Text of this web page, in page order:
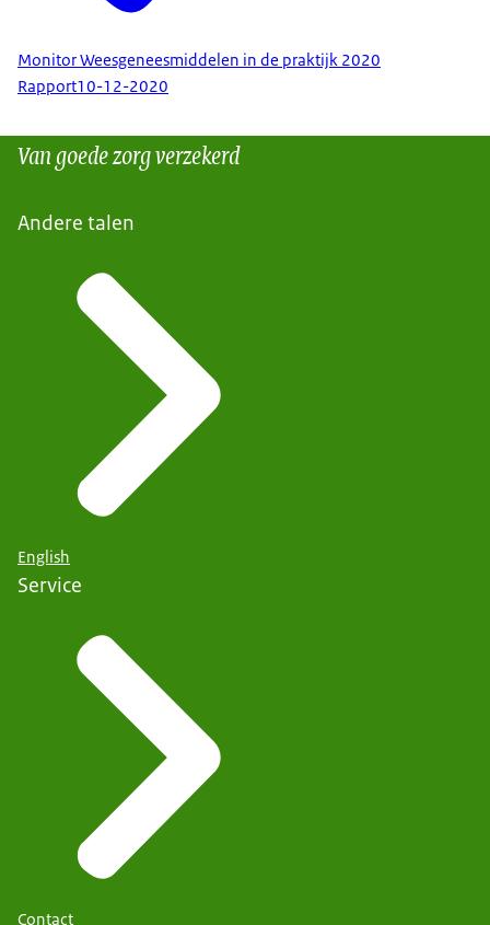
Monitor Weesgeneesmiddelen in de praktijk 2020
Rapport10-12-2020
Van goede zorg verzekerd
Andere talen
English
Service
Contact